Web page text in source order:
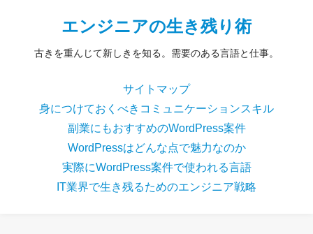
エンジニアの生き残り術
古きを重んじて新しきを知る。需要のある言語と仕事。
サイトマップ
身につけておくべきコミュニケーションスキル
副業にもおすすめのWordPress案件
WordPressはどんな点で魅力なのか
実際にWordPress案件で使われる言語
IT業界で生き残るためのエンジニア戦略